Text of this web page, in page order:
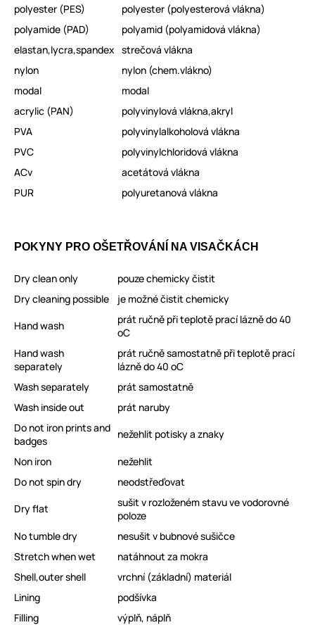
polyester (PES)
polyester (polyesterová vlákna)
polyamide (PAD)
polyamid (polyamidová vlákna)
elastan,lycra,spandex strečová vlákna
nylon
nylon (chem.vlákno)
modal
modal
acrylic (PAN)
polyvinylová vlákna,akryl
PVA
polyvinylalkoholová vlákna
PVC
polyvinylchloridová vlákna
ACv
acetátová vlákna
PUR
polyuretanová vlákna
POKYNY PRO OŠETŘOVÁNÍ NA VISAČKÁCH
Dry clean only
pouze chemicky čistit
Dry cleaning possible
je možné čistit chemicky
Hand wash
prát ručně při teplotě prací lázně do 40
oC
Hand wash
separately
prát ručně samostatně při teplotě prací
lázně do 40 oC
Wash separately
prát samostatně
Wash inside out
prát naruby
Do not iron prints and
badges
nežehlit potisky a znaky
Non iron
nežehlit
Do not spin dry
neodstřeďovat
Dry flat
sušit v rozloženém stavu ve vodorovné
poloze
No tumble dry
nesušit v bubnové sušičce
Stretch when wet
natáhnout za mokra
Shell,outer shell
vrchní (základní) materiál
Lining
podšívka
Filling
výplň, náplň